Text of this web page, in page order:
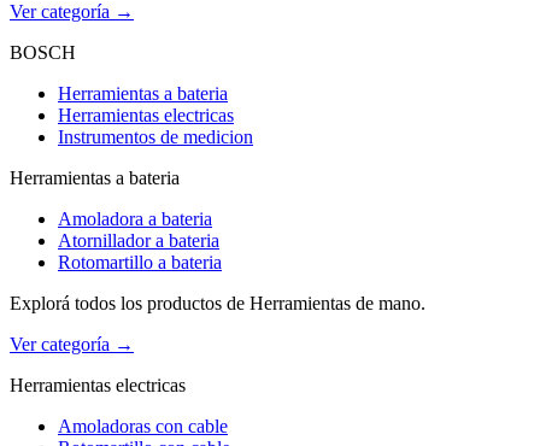
Ver categoría →
BOSCH
Herramientas a bateria
Herramientas electricas
Instrumentos de medicion
Herramientas a bateria
Amoladora a bateria
Atornillador a bateria
Rotomartillo a bateria
Explorá todos los productos de Herramientas de mano.
Ver categoría →
Herramientas electricas
Amoladoras con cable